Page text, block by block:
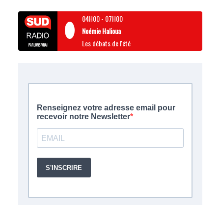
04H00- 07H00
Noémie Halioua
Les débats de l'été